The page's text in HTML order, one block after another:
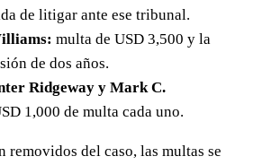
de litigar ante ese tribunal.
multa de USD 3,500 y la
de dos años.
Ridgeway y Mark C.
1,000 de multa cada uno.
removidos del caso, las multas se